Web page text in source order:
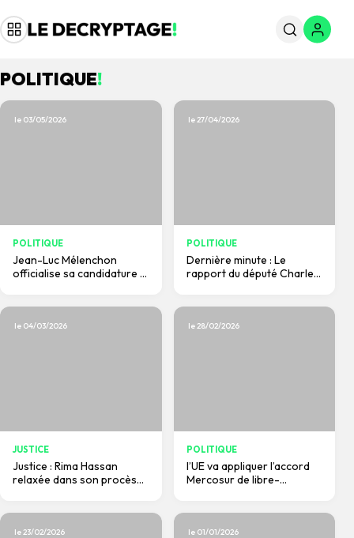
POLITIQUE!
le 03/05/2026
POLITIQUE
Jean-Luc Mélenchon
officialise sa candidature à
le 27/04/2026
POLITIQUE
Dernière minute : Le
rapport du député Charles
le 04/03/2026
JUSTICE
Justice : Rima Hassan
relaxée dans son procès
le 28/02/2026
POLITIQUE
l’UE va appliquer l’accord
Mercosur de libre-
le 23/02/2026 le 01/01/2026